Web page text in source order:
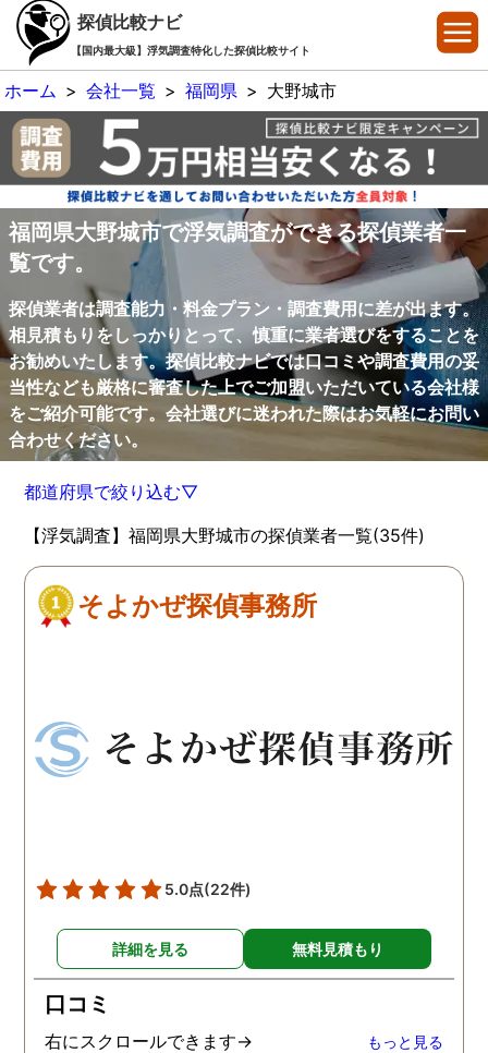
探偵比較ナビ
【国内最大級】浮気調査特化した探偵比較サイト
ホーム > 会社一覧 > 福岡県 > 大野城市
福岡県大野城市で浮気調査ができる探偵業者一
覧です。
探偵業者は調査能力・料金プラン・調査費用に差が出ます。
相見積もりをしっかりとって、慎重に業者選びをすることを
お勧めいたします。探偵比較ナビでは口コミや調査費用の妥
当性なども厳格に審査した上でご加盟いただいている会社様
をご紹介可能です。会社選びに迷われた際はお気軽にお問い
合わせください。
都道府県で絞り込む▽
【浮気調査】福岡県大野城市の探偵業者一覧(35件)
そよかぜ探偵事務所
5.0点(22件)
詳細を見る 無料見積もり
口コミ
右にスクロールできます→ もっと見る